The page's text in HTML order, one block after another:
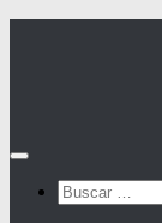
Buscar: